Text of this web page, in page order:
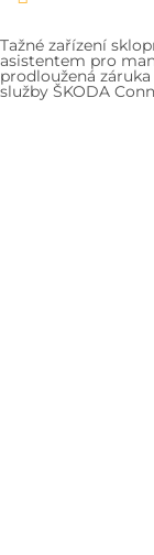
Tažné zařízení
asistentem pro
prodloužená
služby ŠKODA